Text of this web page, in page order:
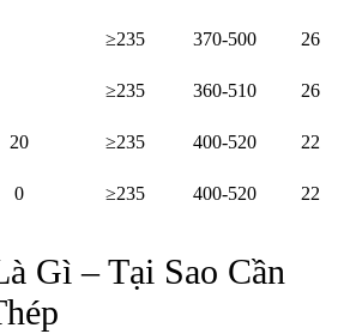
≥235 370-500 26
≥235 360-510 26
20 ≥235 400-520 22
0 ≥235 400-520 22
Gì – Tại Sao Cần